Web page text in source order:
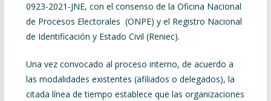
0923-2021-JNE, con el consenso de la Oficina Nacional
de Procesos Electorales (ONPE) y el Registro Nacional
de Identificación y Estado Civil (Reniec).
Una vez convocado al proceso interno, de acuerdo a
las modalidades existentes (afiliados o delegados), la
citada línea de tiempo establece que las organizaciones